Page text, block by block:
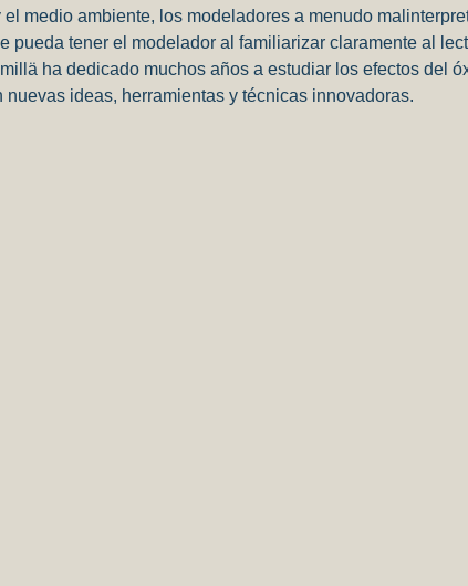
medio ambiente, los modeladores a menudo
pueda tener el modelador al familiarizar claramente al
ha dedicado muchos años a estudiar los efectos del
ideas, herramientas y técnicas innovadoras.